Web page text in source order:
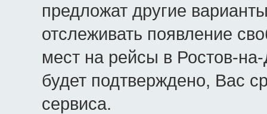
предложат другие
отслеживать появление
мест на рейсы в Ростов-
будет подтверждено, Вас
сервиса.